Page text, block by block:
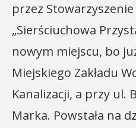
przez
„Sierściuchowa
nowym miejscu, bo
Miejskiego Zakładu
Kanalizacji, a przy ul.
Marka. Powstała na